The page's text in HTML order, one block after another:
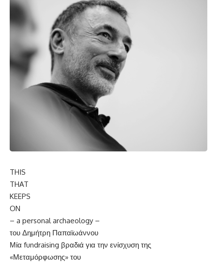
THIS
THAT
KEEPS
ON
– a personal archaeology –
του Δημήτρη Παπαϊωάννου
Μία fundraising βραδιά για την ενίσχυση της
«Μεταμόρφωσης» του